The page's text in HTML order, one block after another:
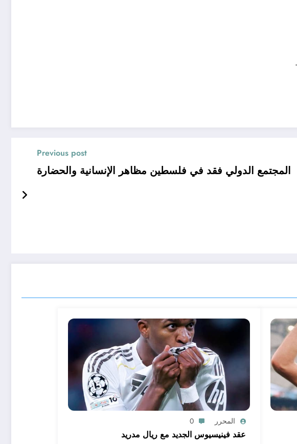
Previous post
المجتمع الدولي فقد في فلسطين مظاهر الإنسانية والحضارة
المحرر 0
عقد فينيسيوس الجديد مع ريال مدريد